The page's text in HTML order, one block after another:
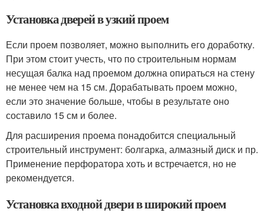
Установка дверей в узкий проем
Если проем позволяет, можно выполнить его доработку.
При этом стоит учесть, что по строительным нормам
несущая балка над проемом должна опираться на стену
не менее чем на 15 см. Дорабатывать проем можно,
если это значение больше, чтобы в результате оно
составило 15 см и более.
Для расширения проема понадобится специальный
строительный инструмент: болгарка, алмазный диск и пр.
Применение перфоратора хоть и встречается, но не
рекомендуется.
Установка входной двери в широкий проем